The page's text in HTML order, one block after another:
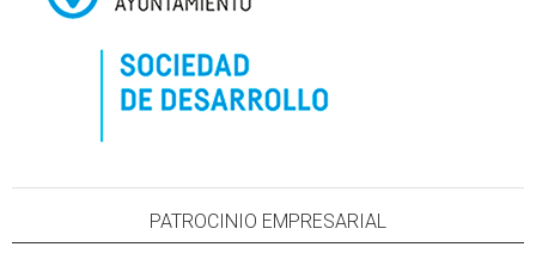
PATROCINIO EMPRESARIAL